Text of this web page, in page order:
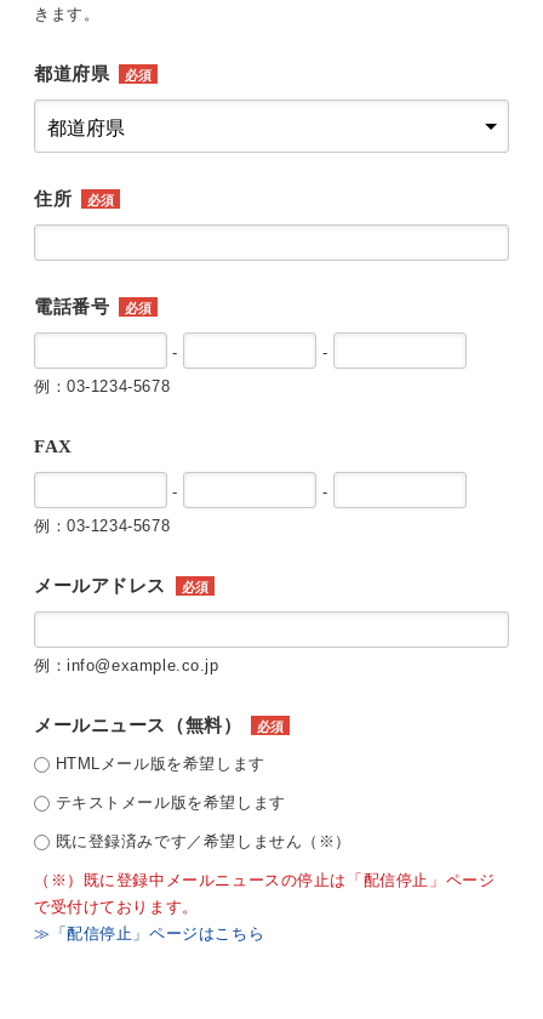
きます。
都道府県 必須
住所 必須
電話番号 必須
-
-
例：03-1234-5678
FAX
-
-
例：03-1234-5678
メールアドレス 必須
例：info@example.co.jp
メールニュース（無料） 必須
HTMLメール版を希望します
テキストメール版を希望します
既に登録済みです／希望しません（※）
（※）既に登録中メールニュースの停止は「配信停止」ページ
で受付けております。
≫「配信停止」ページはこちら